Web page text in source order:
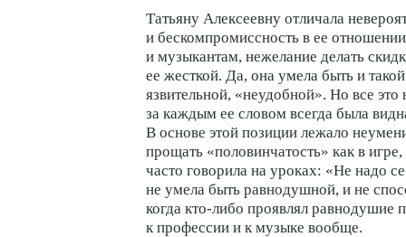
Татьяну Алексеевну отличала
и бескомпромиссность в ее
и музыкантам, нежелание делать
ее жесткой. Да, она умела быть и
язвительной, «неудобной». Но все
за каждым ее словом всегда была
В основе этой позиции лежало
прощать «половинчатость» как в
часто говорила на уроках: «Не надо
не умела быть равнодушной, и не
когда кто-либо проявлял равнодушие
к профессии и к музыке вообще.